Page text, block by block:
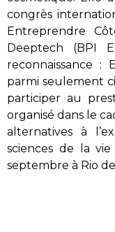
congrès
Entreprendre
Deeptech (BPI
reconnaissance :
parmi seulement
participer au
organisé dans le
alternatives à
sciences de la
septembre à Rio